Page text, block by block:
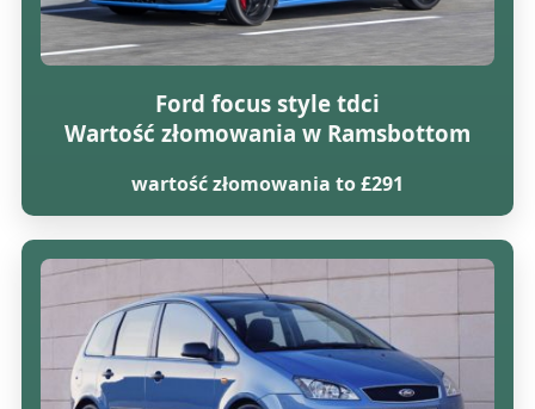
Ford focus style tdci
Wartość złomowania w Ramsbottom
wartość złomowania to £291